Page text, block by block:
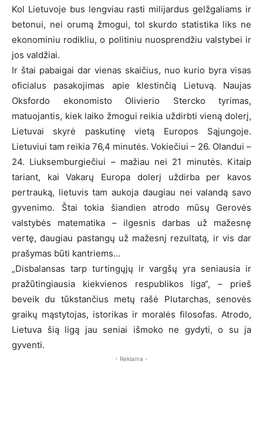
Kol Lietuvoje bus lengviau rasti milijardus gelžgaliams ir
betonui, nei orumą žmogui, tol skurdo statistika liks ne
ekonominiu rodikliu, o politiniu nuosprendžiu valstybei ir
jos valdžiai.
Ir štai pabaigai dar vienas skaičius, nuo kurio byra visas
oficialus pasakojimas apie klestinčią Lietuvą. Naujas
Oksfordo ekonomisto Olivierio Stercko tyrimas,
matuojantis, kiek laiko žmogui reikia uždirbti vieną dolerį,
Lietuvai skyrė paskutinę vietą Europos Sąjungoje.
Lietuviui tam reikia 76,4 minutės. Vokiečiui – 26. Olandui –
24. Liuksemburgiečiui – mažiau nei 21 minutės. Kitaip
tariant, kai Vakarų Europa dolerį uždirba per kavos
pertrauką, lietuvis tam aukoja daugiau nei valandą savo
gyvenimo. Štai tokia šiandien atrodo mūsų Gerovės
valstybės matematika – ilgesnis darbas už mažesnę
vertę, daugiau pastangų už mažesnį rezultatą, ir vis dar
prašymas būti kantriems…
„Disbalansas tarp turtingųjų ir vargšų yra seniausia ir
pražūtingiausia kiekvienos respublikos liga“, – prieš
beveik du tūkstančius metų rašė Plutarchas, senovės
graikų mąstytojas, istorikas ir moralės filosofas. Atrodo,
Lietuva šią ligą jau seniai išmoko ne gydyti, o su ja
gyventi.
- Reklama -